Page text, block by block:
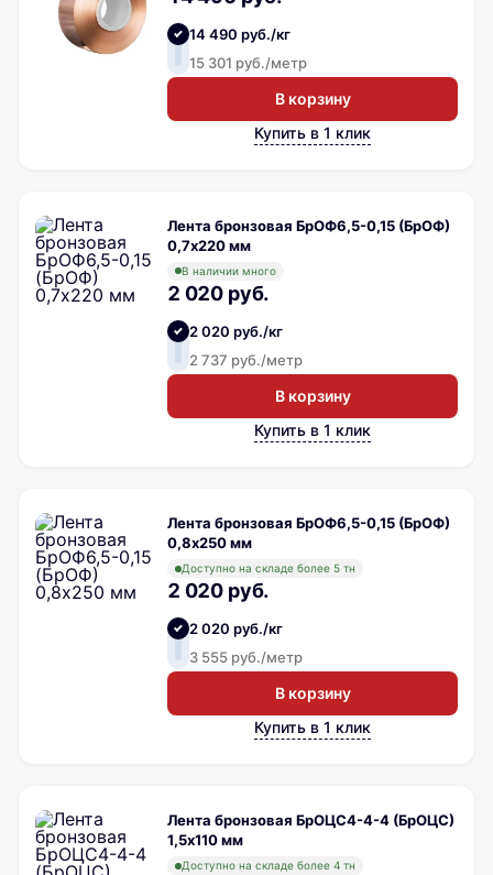
14 490 руб./кг
15 301 руб./метр
В корзину
Купить в 1 клик
Лента бронзовая БрОФ6,5-0,15 (БрОФ)
0,7х220 мм
В наличии много
2 020 руб.
2 020 руб./кг
2 737 руб./метр
В корзину
Купить в 1 клик
Лента бронзовая БрОФ6,5-0,15 (БрОФ)
0,8х250 мм
Доступно на складе более 5 тн
2 020 руб.
2 020 руб./кг
3 555 руб./метр
В корзину
Купить в 1 клик
Лента бронзовая БрОЦС4-4-4 (БрОЦС)
1,5х110 мм
Доступно на складе более 4 тн